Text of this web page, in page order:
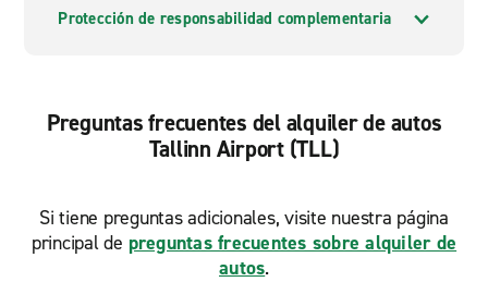
Protección de responsabilidad complementaria
Preguntas frecuentes del alquiler de autos
Tallinn Airport (TLL)
Si tiene preguntas adicionales, visite nuestra página
principal de preguntas frecuentes sobre alquiler de
autos.